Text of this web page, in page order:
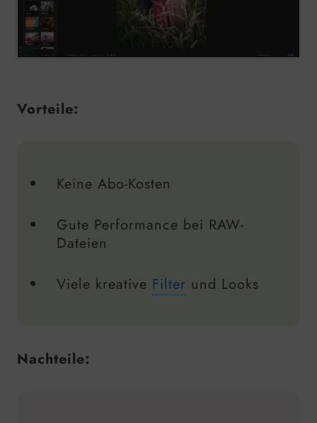
Vorteile:
Keine Abo-Kosten
Gute Performance bei RAW-
Dateien
Viele kreative Filter und Looks
Nachteile: